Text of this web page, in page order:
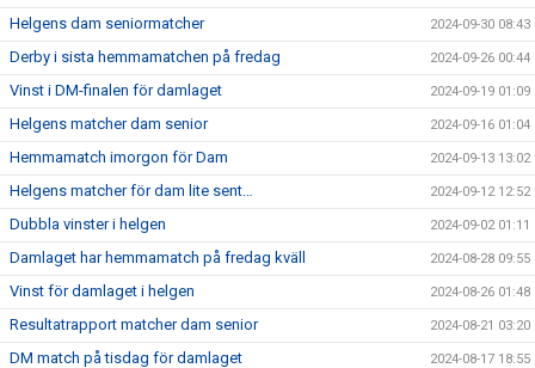
Helgens dam seniormatcher 2024-09-30 08:43
Derby i sista hemmamatchen på fredag 2024-09-26 00:44
Vinst i DM-finalen för damlaget 2024-09-19 01:09
Helgens matcher dam senior 2024-09-16 01:04
Hemmamatch imorgon för Dam 2024-09-13 13:02
Helgens matcher för dam lite sent… 2024-09-12 12:52
Dubbla vinster i helgen 2024-09-02 01:11
Damlaget har hemmamatch på fredag kväll 2024-08-28 09:55
Vinst för damlaget i helgen 2024-08-26 01:48
Resultatrapport matcher dam senior 2024-08-21 03:20
DM match på tisdag för damlaget 2024-08-17 18:55